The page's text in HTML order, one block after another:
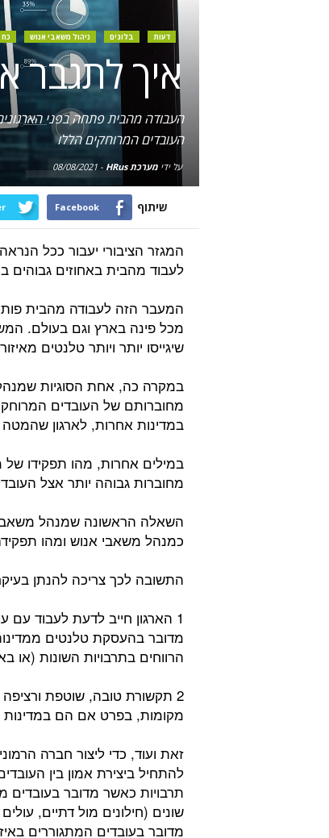
דעות בלוגים ניהול משאבי אנוש
איך לתגבר
העבודה מהבית פתחה בפני
העובדים המרוחקים הללו
על ידימערכת HRus -
08/08/2021
שיתוף Facebook
לעבוד מהבית באחוזים
המעבר הזה לעבודה מהבית פותח
מכל פינה בארץ וגם בעולם.
שיגייסו יותר ויותר טלנטים
במקרה כה, אחת הסוגיות
מחוברותם של העובדים
במדינות אחרות, לארגון
במילים אחרות, מהו תפקידו
מחוברות גבוהה יותר אצל
השאלה הראשונה שמנהל משאבי
כמנהל משאבי אנוש ומהו
התשובה לכך צריכה להנתן
1 הארגון חייב לדעת לעבוד
מדובר בהעסקת טלנטים
הרווחים בתרבויות השונות (או
2 תקשורת טובה, שוטפת
מקומות, בפרט אם הם במדינות
זאת ועוד, כדי ליצור חברה
להתחיל ביצירת אמון בין
תרבויות כאשר מדובר בעובדים
שונים (חילונים מול דתיים,
מדובר בעובדים המתגוררים